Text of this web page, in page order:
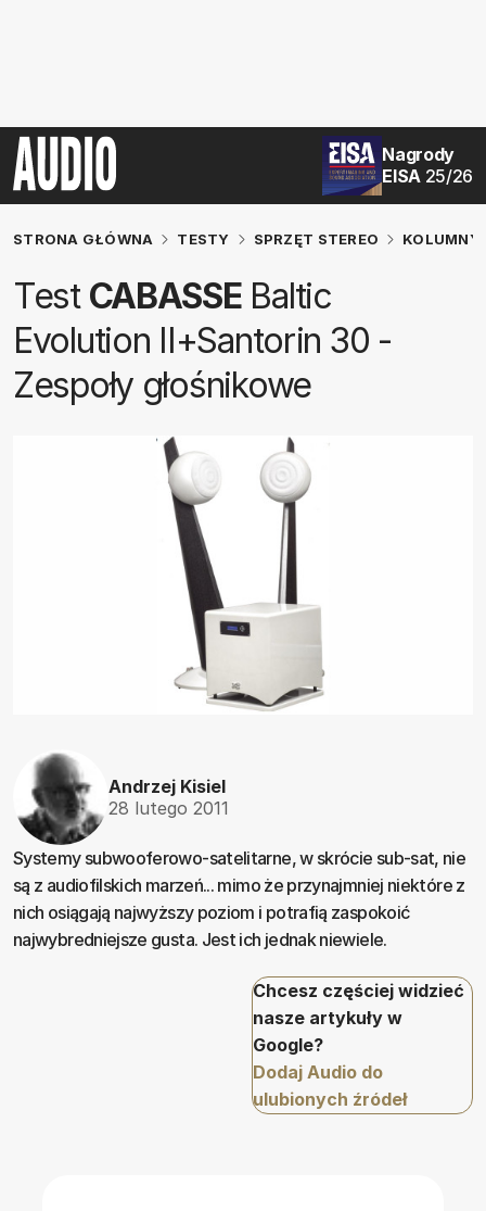
Nagrody
EISA 25/26
STRONA GŁÓWNA TESTY SPRZĘT STEREO KOLUMNY
Test CABASSEBaltic
Evolution II+Santorin 30 -
Zespoły głośnikowe
Andrzej Kisiel
28 lutego 2011
Systemy subwooferowo-satelitarne, w skrócie sub-sat, nie
są z audiofilskich marzeń... mimo że przynajmniej niektóre z
nich osiągają najwyższy poziom i potrafią zaspokoić
najwybredniejsze gusta. Jest ich jednak niewiele.
Chcesz częściej widzieć
nasze artykuły w
Google?
Dodaj Audio do
ulubionych źródeł